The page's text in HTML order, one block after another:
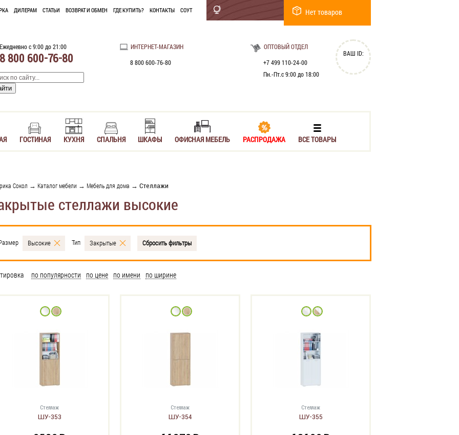
ДИЛЕРАМ СТАТЬИ ВОЗВРАТ И ОБМЕН ГДЕ КУПИТЬ? КОНТАКТЫ СОУТ Нет товаров
Ежедневно с 9:00 до 21:00
8 800 600-76-80
ИНТЕРНЕТ-МАГАЗИН
8 800 600-76-80
ОПТОВЫЙ ОТДЕЛ
+7 499 110-24-00
Пн.-Пт.с 9:00 до 18:00
ВАШ ID:
ГОСТИНАЯ КУХНЯ СПАЛЬНЯ ШКАФЫ ОФИСНАЯ МЕБЕЛЬ РАСПРОДАЖА ВСЕ ТОВАРЫ
Сокол → Каталог мебели → Мебель для дома → Стеллажи
стеллажи высокие
Высокие Тип Закрытые Сбросить фильтры
по популярности по цене по имени по ширине
Стеллаж
ШУ-353
Стеллаж
ШУ-354
Стеллаж
ШУ-355